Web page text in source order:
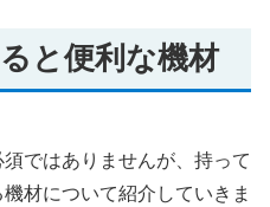
と便利な機材
ではありませんが、持って
材について紹介していきま